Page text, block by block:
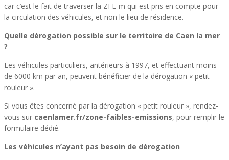
car c’est le fait de traverser la ZFE-m qui est pris en compte pour
la circulation des véhicules, et non le lieu de résidence.
Quelle dérogation possible sur le territoire de Caen la mer
?
Les véhicules particuliers, antérieurs à 1997, et effectuant moins
de 6000 km par an, peuvent bénéficier de la dérogation « petit
rouleur ».
Si vous êtes concerné par la dérogation « petit rouleur », rendez-
vous sur caenlamer.fr/zone-faibles-emissions, pour remplir le
formulaire dédié.
Les véhicules n’ayant pas besoin de dérogation